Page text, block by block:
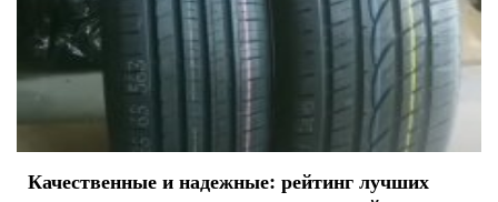
Качественные и надежные: рейтинг лучших